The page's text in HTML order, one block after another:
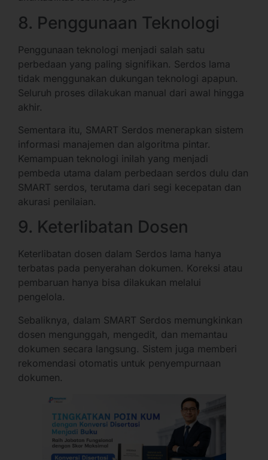
8. Penggunaan Teknologi
Penggunaan teknologi menjadi salah satu
perbedaan yang paling signifikan. Serdos lama
tidak menggunakan dukungan teknologi apapun.
Seluruh proses dilakukan manual dari awal hingga
akhir.
Sementara itu, SMART Serdos menerapkan sistem
informasi manajemen dan algoritma pintar.
Kemampuan teknologi inilah yang menjadi
pembeda utama dalam perbedaan serdos dulu dan
SMART serdos, terutama dari segi kecepatan dan
akurasi penilaian.
9. Keterlibatan Dosen
Keterlibatan dosen dalam Serdos lama hanya
terbatas pada penyerahan dokumen. Koreksi atau
pembaruan hanya bisa dilakukan melalui
pengelola.
Sebaliknya, dalam SMART Serdos memungkinkan
dosen mengunggah, mengedit, dan memantau
dokumen secara langsung. Sistem juga memberi
rekomendasi otomatis untuk penyempurnaan
dokumen.